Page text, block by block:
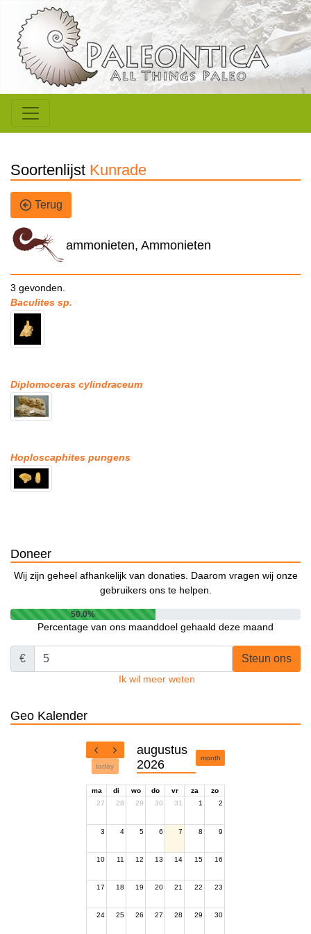
Soortenlijst Kunrade
Terug
ammonieten, Ammonieten
3 gevonden.
Baculites sp.
Diplomoceras cylindraceum
Hoploscaphites pungens
Doneer
Wij zijn geheel afhankelijk van donaties. Daarom vragen wij onze
gebruikers ons te helpen.
50.0%
Percentage van ons maanddoel gehaald deze maand
€ Steun ons
Ik wil meer weten
Geo Kalender
today
augustus
2026
month
ma di wo do vr za
zo
27
28 29 30 31 1 2
3 4 5 6 7 8 9
10 11 12 13 14 15 16
17 18 19 20 21 22 23
24 25 26 27 28 29 30